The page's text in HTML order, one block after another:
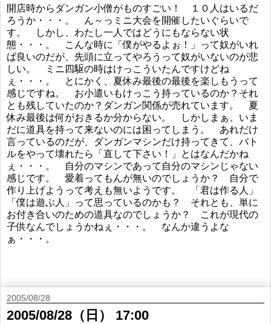
開店時からダンガン小僧がものすごい！ １０人はいるだ
ろうか・・・。 ん～っミニ大会を開催したいぐらいで
す。 しかし、わたし一人ではどうにもならない状
態・・・。 こんな時に「僕がやるよぉ！」って奴がいれ
ば良いのだが、先頭に立ってやろうって奴がいないのが悲
しい。 ミニ四駆の時はけっこういたんですけどね
ぇ・・・。 とにかく、夏休み最後の最後を楽しもうって
感じですね。 お小遣いもけっこう持っているのか？それ
とも残していたのか？ダンガン関係が売れています。 夏
休み最後は何がおきるか分からない。 しかしまぁ、いま
だに道具を持って来ないのには困ってしまう。 あれだけ
言っているのだが、ダンガンマシンだけ持ってきて、バト
ルをやって壊れたら「直して下さい！」とはなんだかね
ぇ・・・。 自分のマシンであって自分のマシンじゃない
感じです。 愛着ってもんが無いのでしょうか？ 自分で
作り上げようって考えも無いようです。 「君は作る人」
「僕は遊ぶ人」って思っているのかも？ それとも、単に
お付き合いのための道具なのでしょうか？ これが現代の
子供なんでしょうかねぇ・・・。 なんか違うよな
ぁ・・・。
2005/08/28
2005/08/28（日） 17:00